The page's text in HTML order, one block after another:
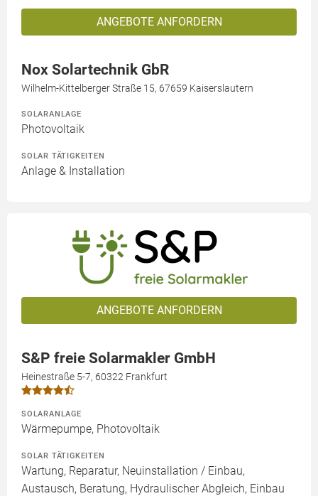
ANGEBOTE ANFORDERN
Nox Solartechnik GbR
Wilhelm-Kittelberger Straße 15, 67659 Kaiserslautern
SOLARANLAGE
Photovoltaik
SOLAR TÄTIGKEITEN
Anlage & Installation
ANGEBOTE ANFORDERN
S&P freie Solarmakler GmbH
Heinestraße 5-7, 60322 Frankfurt
SOLARANLAGE
Wärmepumpe, Photovoltaik
SOLAR TÄTIGKEITEN
Wartung, Reparatur, Neuinstallation / Einbau,
Austausch, Beratung, Hydraulischer Abgleich, Einbau